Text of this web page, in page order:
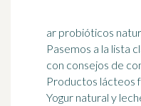
ar probióticos
Pasemos a la lista
con consejos de
Productos lácteos
Yogur natural y